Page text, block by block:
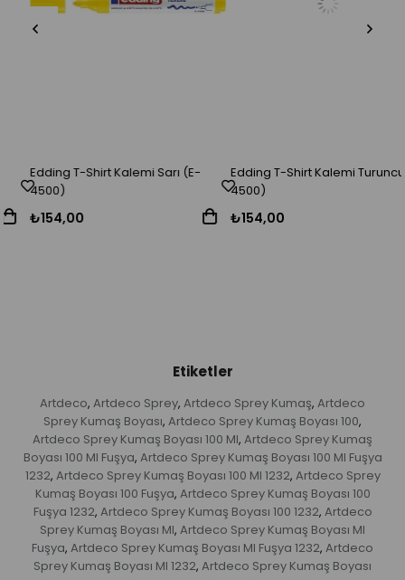
Edding T-Shirt Kalemi Sarı (E-
4500)
₺154,00
Edding T-Shirt Kalemi Turuncu (E-
4500)
₺154,00
Etiketler
Artdeco, Artdeco Sprey, Artdeco Sprey Kumaş, Artdeco
Sprey Kumaş Boyası, Artdeco Sprey Kumaş Boyası 100,
Artdeco Sprey Kumaş Boyası 100 Ml, Artdeco Sprey Kumaş
Boyası 100 Ml Fuşya, Artdeco Sprey Kumaş Boyası 100 Ml Fuşya
1232, Artdeco Sprey Kumaş Boyası 100 Ml 1232, Artdeco Sprey
Kumaş Boyası 100 Fuşya, Artdeco Sprey Kumaş Boyası 100
Fuşya 1232, Artdeco Sprey Kumaş Boyası 100 1232, Artdeco
Sprey Kumaş Boyası Ml, Artdeco Sprey Kumaş Boyası Ml
Fuşya, Artdeco Sprey Kumaş Boyası Ml Fuşya 1232, Artdeco
Sprey Kumaş Boyası Ml 1232, Artdeco Sprey Kumaş Boyası